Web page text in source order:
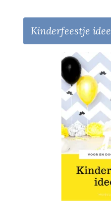
Kinderfeestje idee